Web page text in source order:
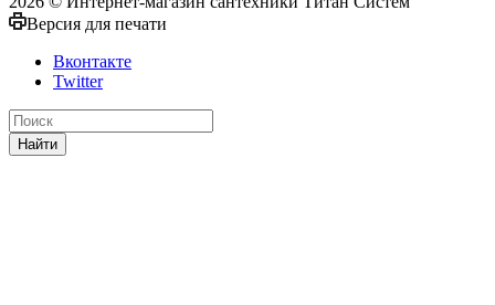
Версия для печати
Вконтакте
Twitter
Найти